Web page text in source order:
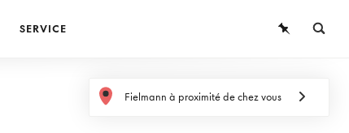
SERVICE
Fielmann à proximité de chez vous